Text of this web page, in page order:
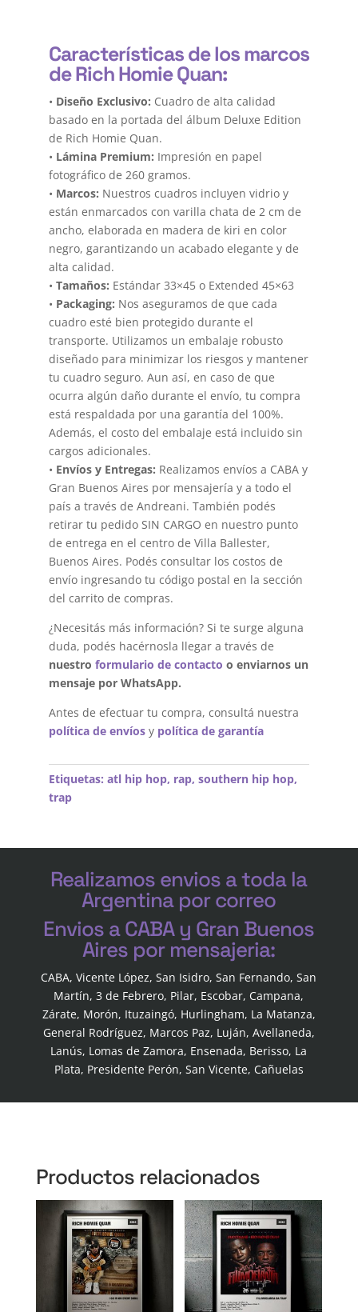
Características de los marcos
de Rich Homie Quan:
• Diseño Exclusivo: Cuadro de alta calidad
basado en la portada del álbum Deluxe Edition
de Rich Homie Quan.
• Lámina Premium: Impresión en papel
fotográfico de 260 gramos.
• Marcos: Nuestros cuadros incluyen vidrio y
están enmarcados con varilla chata de 2 cm de
ancho, elaborada en madera de kiri en color
negro, garantizando un acabado elegante y de
alta calidad.
• Tamaños: Estándar 33×45 o Extended 45×63
• Packaging: Nos aseguramos de que cada
cuadro esté bien protegido durante el
transporte. Utilizamos un embalaje robusto
diseñado para minimizar los riesgos y mantener
tu cuadro seguro. Aun así, en caso de que
ocurra algún daño durante el envío, tu compra
está respaldada por una garantía del 100%.
Además, el costo del embalaje está incluido sin
cargos adicionales.
• Envíos y Entregas: Realizamos envíos a CABA y
Gran Buenos Aires por mensajería y a todo el
país a través de Andreani. También podés
retirar tu pedido SIN CARGO en nuestro punto
de entrega en el centro de Villa Ballester,
Buenos Aires. Podés consultar los costos de
envío ingresando tu código postal en la sección
del carrito de compras.
¿Necesitás más información? Si te surge alguna
duda, podés hacérnosla llegar a través de
nuestro formulario de contacto o enviarnos un
mensaje por WhatsApp.
Antes de efectuar tu compra, consultá nuestra
política de envíosy política de garantía
Etiquetas: atl hip hop, rap, southern hip hop,
trap
Realizamos envios a toda la
Argentina por correo
Envios a CABA y Gran Buenos
Aires por mensajeria:
CABA, Vicente López, San Isidro, San Fernando, San
Martín, 3 de Febrero, Pilar, Escobar, Campana,
Zárate, Morón, Ituzaingó, Hurlingham, La Matanza,
General Rodríguez, Marcos Paz, Luján, Avellaneda,
Lanús, Lomas de Zamora, Ensenada, Berisso, La
Plata, Presidente Perón, San Vicente, Cañuelas
Productos relacionados